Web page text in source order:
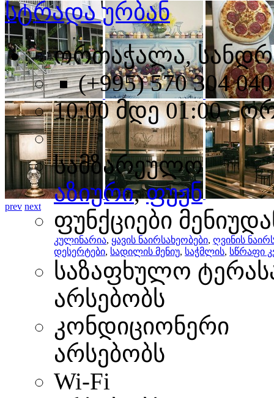
prev next
სტრადა ურბან
ორთაჭალა,
(+995) 570 304 040
10:00 მდე 01:00
სამზარეულო
აზიური,ფუჟნ
ფუნქციები
კულინარია, ყავის ნაირსახეობები, ღვინის
დესერტები, სადილის მენიუ, საჭმლის, სწრაფი
საზაფხულო
არსებობს
კონდიციონერი
არსებობს
Wi-Fi